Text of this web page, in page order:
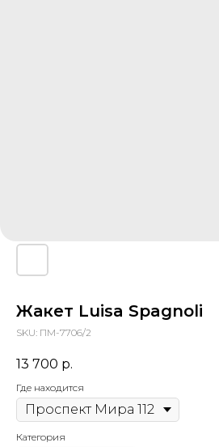
Жакет Luisa Spagnoli
SKU: ПМ-7706/2
13 700 р.
Где находится
Категория